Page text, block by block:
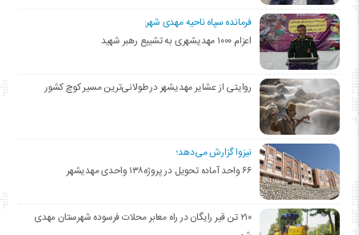
فرمانده سپاه ناحیه مهدی شهر:
اعزام ۱۰۰۰ مهدیشهری به تشییع رهبر شهید
روایتی از عشایر مهدیشهر در طولانی‌ترین مسیر کوچ کشور
نیزوا گزارش می‌دهد؛
۶۶ واحد آماده تحویل در پروژه۱۳۸ واحدی مهدیشهر
۲۱۰ تن قیر رایگان در راه معابر محلات فرسوده شهرستان مهدی